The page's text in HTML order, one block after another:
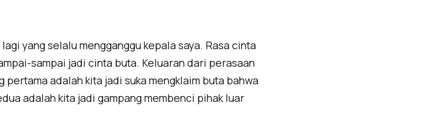
yang selalu mengganggu kepala saya. Rasa cinta
sampai jadi cinta buta. Keluaran dari perasaan
adalah kita jadi suka mengklaim buta bahwa
adalah kita jadi gampang membenci pihak luar